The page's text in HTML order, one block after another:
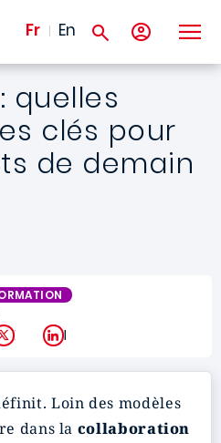
Fr En
quelles
clés pour
de demain
X LinkedIn
Loin des modèles
dans la collaboration